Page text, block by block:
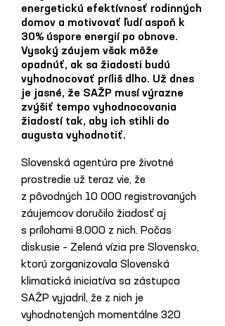
energetickú efektívnosť rodinných
domov a motivovať ľudí aspoň k
30% úspore energií po obnove.
Vysoký záujem však môže
opadnúť, ak sa žiadosti budú
vyhodnocovať príliš dlho. Už dnes
je jasné, že SAŽP musí výrazne
zvýšiť tempo vyhodnocovania
žiadostí tak, aby ich stihli do
augusta vyhodnotiť.
Slovenská agentúra pre životné
prostredie už teraz vie, že
z pôvodných 10 000 registrovaných
záujemcov doručilo žiadosť aj
s prílohami 8.000 z nich. Počas
diskusie – Zelená vízia pre Slovensko,
ktorú zorganizovala Slovenská
klimatická iniciatíva sa zástupca
SAŽP vyjadril, že z nich je
vyhodnotených momentálne 320